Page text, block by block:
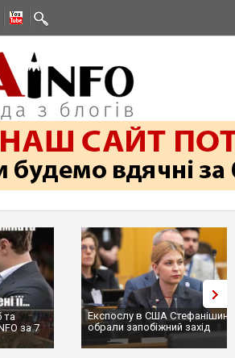
та
за 7
Експослу в США Стефанішиній
обрали запобіжний захід